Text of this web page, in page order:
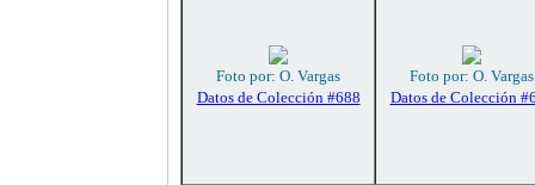
Foto por: O. Vargas
Datos de Colección #688
Foto por: O. Vargas
Datos de Colección